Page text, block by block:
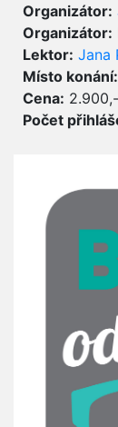
Organizátor:
Organizátor:
Lektor: Jana
Místo konání:
Cena: 2.900,-
Počet